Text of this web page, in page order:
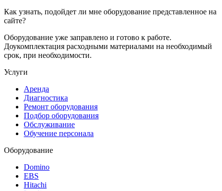
Как узнать, подойдет ли мне оборудование представленное на
сайте?
Оборудование уже заправлено и готово к работе.
Доукомплектация расходными материалами на необходимый
срок, при необходимости.
Услуги
Аренда
Диагностика
Ремонт оборудования
Подбор оборудования
Обслуживание
Обучение персонала
Оборудование
Domino
EBS
Hitachi